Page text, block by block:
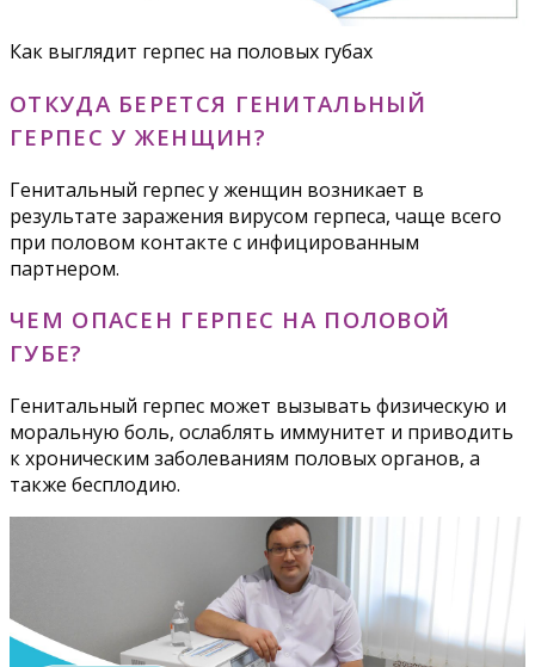
Как выглядит герпес на половых губах
ОТКУДА БЕРЕТСЯ ГЕНИТАЛЬНЫЙ
ГЕРПЕС У ЖЕНЩИН?
Генитальный герпес у женщин возникает в
результате заражения вирусом герпеса, чаще всего
при половом контакте с инфицированным
партнером.
ЧЕМ ОПАСЕН ГЕРПЕС НА ПОЛОВОЙ
ГУБЕ?
Генитальный герпес может вызывать физическую и
моральную боль, ослаблять иммунитет и приводить
к хроническим заболеваниям половых органов, а
также бесплодию.